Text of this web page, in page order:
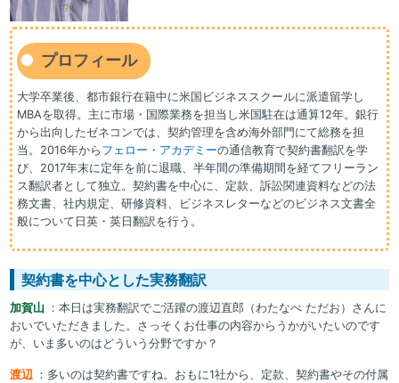
プロフィール
大学卒業後、都市銀行在籍中に米国ビジネススクールに派遣留学し
MBAを取得。主に市場・国際業務を担当し米国駐在は通算12年。銀行
から出向したゼネコンでは、契約管理を含め海外部門にて総務を担
当。2016年から フェロー・アカデミーの通信教育で契約書翻訳を学
び、2017年末に定年を前に退職、半年間の準備期間を経てフリーラン
ス翻訳者として独立。契約書を中心に、定款、訴訟関連資料などの法
務文書、社内規定、研修資料、ビジネスレターなどのビジネス文書全
般について日英・英日翻訳を行う。
契約書を中心とした実務翻訳
加賀山 ：本日は実務翻訳でご活躍の渡辺直郎（わたなべ ただお）さんに
おいでいただきました。さっそくお仕事の内容からうかがいたいのです
が、いま多いのはどういう分野ですか？
渡辺 ：多いのは契約書ですね。おもに1社から、定款、契約書やその付属